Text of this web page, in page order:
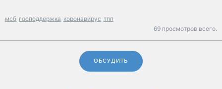
мсб господдержка коронавирус тпп
69 просмотров всего.
ОБСУДИТЬ